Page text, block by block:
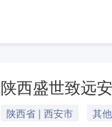
陕西盛世致远
陕西省 | 西安市 其